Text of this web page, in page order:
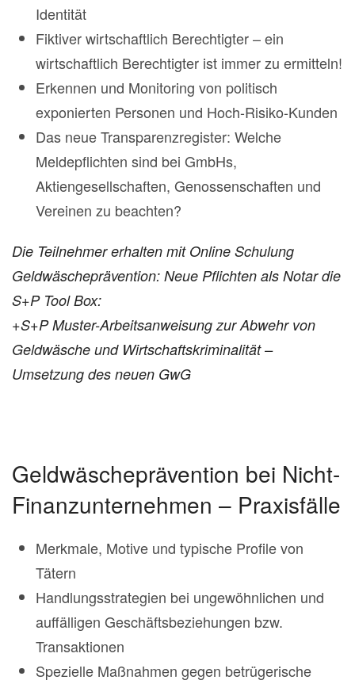
Identität
Fiktiver wirtschaftlich Berechtigter – ein
wirtschaftlich Berechtigter ist immer zu ermitteln!
Erkennen und Monitoring von politisch
exponierten Personen und Hoch-Risiko-Kunden
Das neue Transparenzregister: Welche
Meldepflichten sind bei GmbHs,
Aktiengesellschaften, Genossenschaften und
Vereinen zu beachten?
Die Teilnehmer erhalten mit Online Schulung
Geldwäscheprävention: Neue Pflichten als Notar die
S+P Tool Box:
+S+P Muster-Arbeitsanweisung zur Abwehr von
Geldwäsche und Wirtschaftskriminalität –
Umsetzung des neuen GwG
Geldwäscheprävention bei Nicht-
Finanzunternehmen – Praxisfälle
Merkmale, Motive und typische Profile von
Tätern
Handlungsstrategien bei ungewöhnlichen und
auffälligen Geschäftsbeziehungen bzw.
Transaktionen
Spezielle Maßnahmen gegen betrügerische